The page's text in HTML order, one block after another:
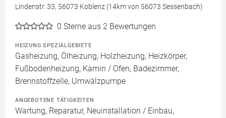
Lindenstr. 33, 56073 Koblenz (14km von 56073 Sessenbach)
0 Sterne aus 2 Bewertungen
HEIZUNG SPEZIALGEBIETE
Gasheizung, Ölheizung, Holzheizung, Heizkörper,
Fußbodenheizung, Kamin / Ofen, Badezimmer,
Brennstoffzelle, Umwälzpumpe
ANGEBOTENE TÄTIGKEITEN
Wartung, Reparatur, Neuinstallation / Einbau,